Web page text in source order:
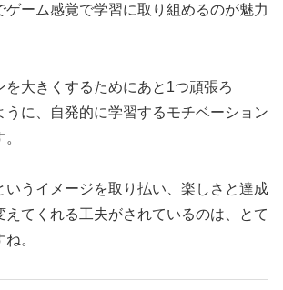
ゲーム感覚で学習に取り組めるのが魅力
を大きくするためにあと1つ頑張ろ
うに、自発的に学習するモチベーション
いうイメージを取り払い、楽しさと達成
えてくれる工夫がされているのは、とて
。